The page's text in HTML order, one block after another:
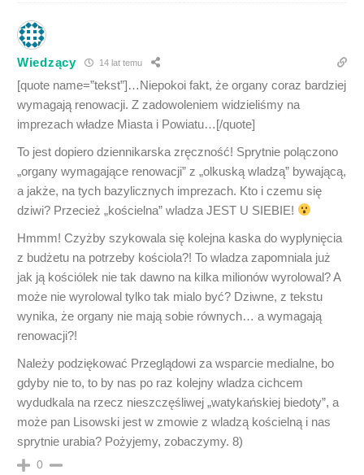
Wiedzący 14 lat temu
[quote name=”tekst”]…Niepokoi fakt, że organy coraz bardziej
wymagają renowacji. Z zadowoleniem widzieliśmy na
imprezach władze Miasta i Powiatu…[/quote]
To jest dopiero dziennikarska zręczność! Sprytnie polączono
„organy wymagające renowacji” z „olkuską wladzą” bywającą,
a jakże, na tych bazylicznych imprezach. Kto i czemu się
dziwi? Przecież „kościelna” wladza JEST U SIEBIE!
Hmmm! Czyżby szykowala się kolejna kaska do wyplynięcia
z budżetu na potrzeby kościola?! To wladza zapomniala już
jak ją kościólek nie tak dawno na kilka milionów wyrolowal? A
może nie wyrolowal tylko tak mialo być? Dziwne, z tekstu
wynika, że organy nie mają sobie równych… a wymagają
renowacji?!
Należy podziękować Przeglądowi za wsparcie medialne, bo
gdyby nie to, to by nas po raz kolejny wladza cichcem
wydudkala na rzecz nieszczęśliwej „watykańskiej biedoty”, a
może pan Lisowski jest w zmowie z wladzą kościelną i nas
sprytnie urabia? Pożyjemy, zobaczymy. 8)
0